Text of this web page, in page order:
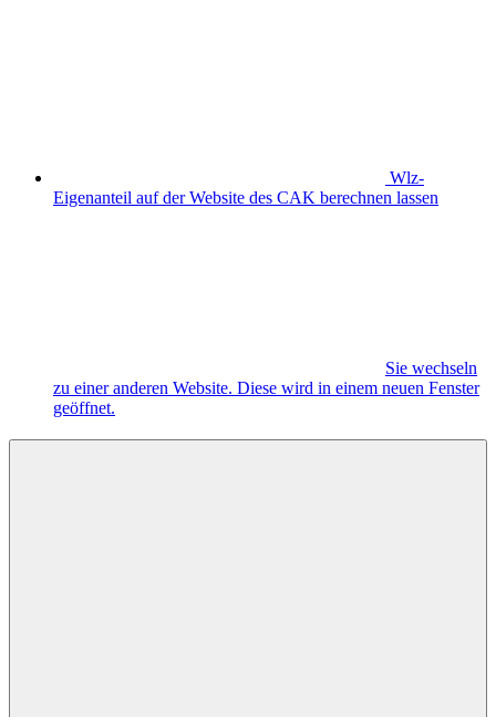
Wlz-
Eigenanteil auf der Website des CAK berechnen lassen
Sie wechseln
zu einer anderen Website. Diese wird in einem neuen Fenster
geöffnet.